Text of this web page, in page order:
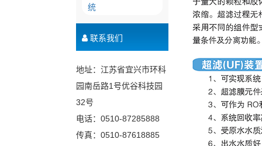
统
联系我们
地址：江苏省宜兴市环科
园南岳路1号优谷科技园
32号
电话：0510-87285888
传真：0510-87618885